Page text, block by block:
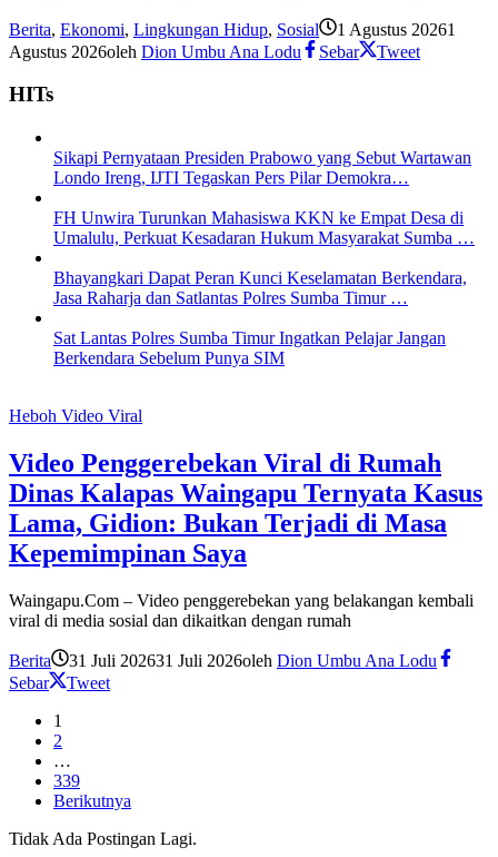
Berita, Ekonomi, Lingkungan Hidup, Sosial 1 Agustus 20261
Agustus 2026oleh Dion Umbu Ana Lodu Sebar Tweet
HITs
Sikapi Pernyataan Presiden Prabowo yang Sebut Wartawan
Londo Ireng, IJTI Tegaskan Pers Pilar Demokra…
FH Unwira Turunkan Mahasiswa KKN ke Empat Desa di
Umalulu, Perkuat Kesadaran Hukum Masyarakat Sumba …
Bhayangkari Dapat Peran Kunci Keselamatan Berkendara,
Jasa Raharja dan Satlantas Polres Sumba Timur …
Sat Lantas Polres Sumba Timur Ingatkan Pelajar Jangan
Berkendara Sebelum Punya SIM
Heboh Video Viral
Video Penggerebekan Viral di Rumah
Dinas Kalapas Waingapu Ternyata Kasus
Lama, Gidion: Bukan Terjadi di Masa
Kepemimpinan Saya
Waingapu.Com – Video penggerebekan yang belakangan kembali
viral di media sosial dan dikaitkan dengan rumah
Berita 31 Juli 202631 Juli 2026oleh Dion Umbu Ana Lodu
Sebar
Tweet
1
2
…
339
Berikutnya
Tidak Ada Postingan Lagi.